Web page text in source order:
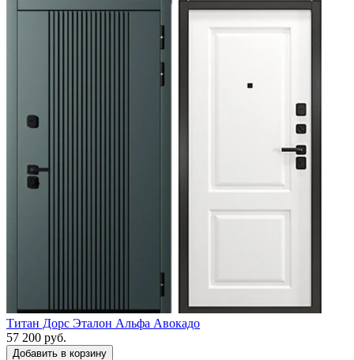
Титан Дорс Эталон Альфа Авокадо
57 200 руб.